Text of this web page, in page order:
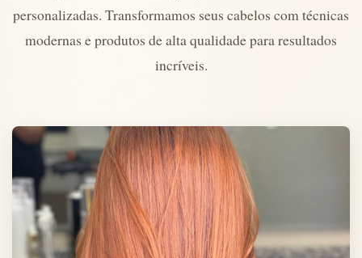
personalizadas. Transformamos seus cabelos com técnicas
modernas e produtos de alta qualidade para resultados
incríveis.